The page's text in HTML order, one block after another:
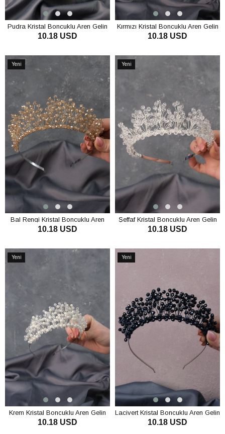
Pudra Kristal Boncuklu Aren Gelin
Kına Tacı
10.18 USD
Kırmızı Kristal Boncuklu Aren Gelin
Kına Tacı
10.18 USD
Yeni
Bal Rengi Kristal Boncuklu Aren
Gelin Kına Tacı
10.18 USD
Yeni
Şeffaf Kristal Boncuklu Aren Gelin
Kına Tacı
10.18 USD
Yeni
Krem Kristal Boncuklu Aren Gelin
Kına Tacı
10.18 USD
Yeni
Lacivert Kristal Boncuklu Aren Gelin
Kına Tacı
10.18 USD